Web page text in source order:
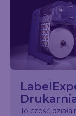
To cześć